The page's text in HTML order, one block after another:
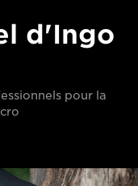
d'Ingo
pour la